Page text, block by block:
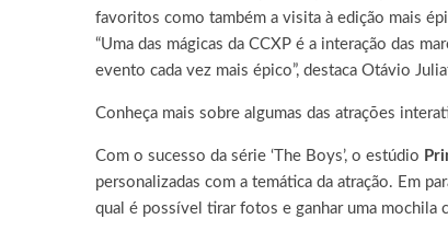
favoritos como também a visita à edição mais
“Uma das mágicas da CCXP é a interação das
evento cada vez mais épico”, destaca Otávio
Conheça mais sobre algumas das atrações
Com o sucesso da série ‘The Boys’, o estúdio
personalizadas com a temática da atração. Em
qual é possível tirar fotos e ganhar uma mochila